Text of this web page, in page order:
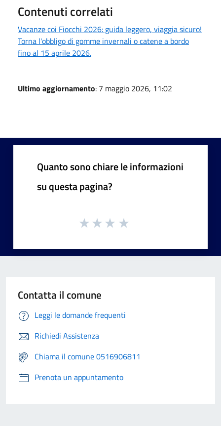
Contenuti correlati
Vacanze coi Fiocchi 2026: guida leggero, viaggia sicuro!
Torna l'obbligo di gomme invernali o catene a bordo
fino al 15 aprile 2026.
Ultimo aggiornamento: 7 maggio 2026, 11:02
Quanto sono chiare le informazioni
su questa pagina?
Contatta il comune
Leggi le domande frequenti
Richiedi Assistenza
Chiama il comune 0516906811
Prenota un appuntamento